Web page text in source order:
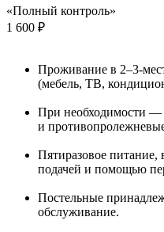
«Полный контроль»
1 600 ₽
Проживание в 2–3-
(мебель, ТВ,
При необходимости —
и
Пятиразовое питание,
подачей и помощью
Постельные
обслуживание.